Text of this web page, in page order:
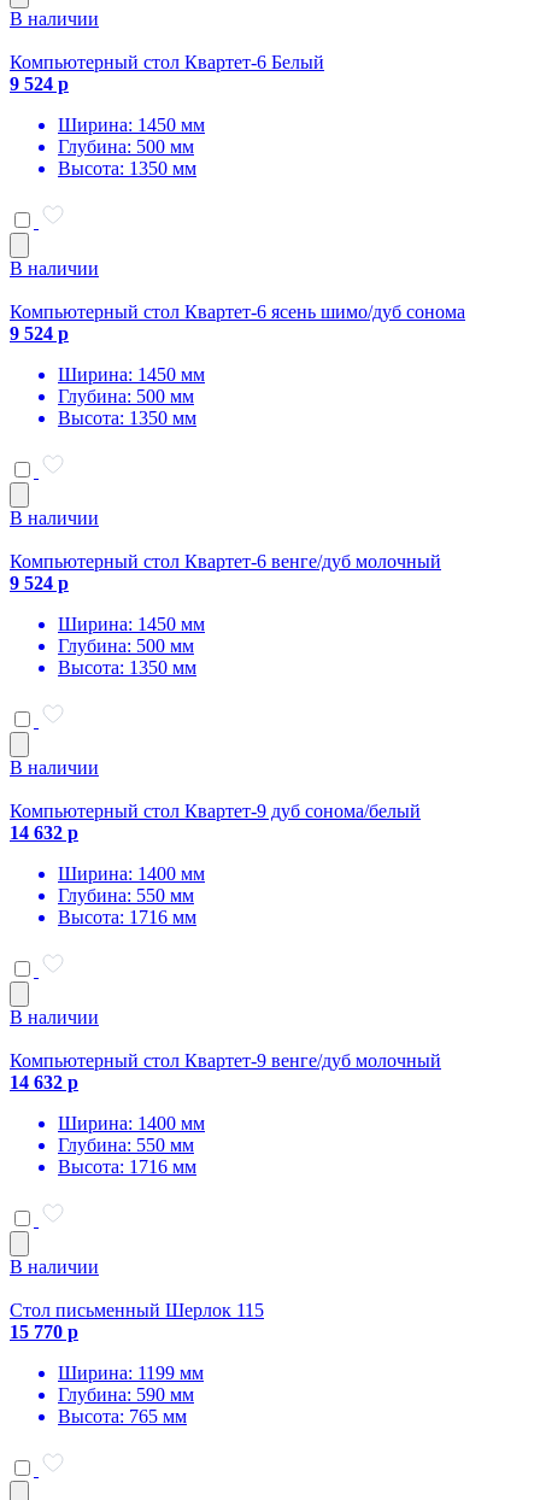
В наличии
Компьютерный стол Квартет-6 Белый
9 524 р
Ширина: 1450 мм
Глубина: 500 мм
Высота: 1350 мм
В наличии
Компьютерный стол Квартет-6 ясень шимо/дуб сонома
9 524 р
Ширина: 1450 мм
Глубина: 500 мм
Высота: 1350 мм
В наличии
Компьютерный стол Квартет-6 венге/дуб молочный
9 524 р
Ширина: 1450 мм
Глубина: 500 мм
Высота: 1350 мм
В наличии
Компьютерный стол Квартет-9 дуб сонома/белый
14 632 р
Ширина: 1400 мм
Глубина: 550 мм
Высота: 1716 мм
В наличии
Компьютерный стол Квартет-9 венге/дуб молочный
14 632 р
Ширина: 1400 мм
Глубина: 550 мм
Высота: 1716 мм
В наличии
Стол письменный Шерлок 115
15 770 р
Ширина: 1199 мм
Глубина: 590 мм
Высота: 765 мм